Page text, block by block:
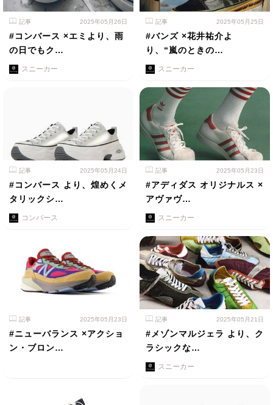
記事 2025年05月26日
#コンバース ×エミより、雨
の日でもク…
スニーカー
記事 2025年05月25日
#バンズ ×花井祐介よ
り、“嵐のときの…
スニーカー
記事 2025年05月24日
#コンバース より、煌めくメ
タリックシ…
コンバース
記事 2025年05月23日
#アディダス オリジナルス ×
アヴァヴ…
スニーカー
記事 2025年05月23日
#ニューバランス ×アクショ
ン・ブロン…
記事 2025年05月21日
#メゾンマルジェラ より、ク
ラシックな…
スニーカー